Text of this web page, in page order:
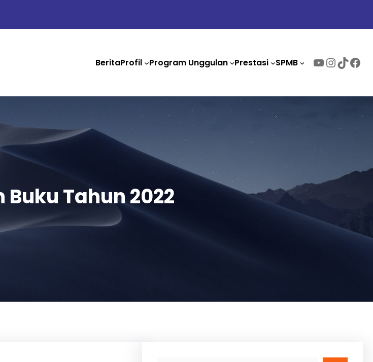
BeritaProfil Program Unggulan Prestasi SPMB
Tahun 2022